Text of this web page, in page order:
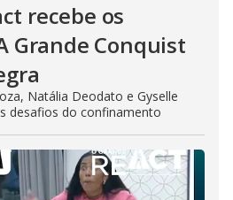
recebe os
Grande Conquist
Natália Deodato e Gyselle
desafios do confinamento